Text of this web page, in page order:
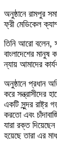
অনুষ্ঠানে রামপুর
ফ্রী মেডিকেল
তিনি আরো বলেন,
বাংলাদেশের
ন্যায় আমাদের
অনুষ্ঠানে প্রধান
করে সন্ত্রাসীদের
একটি সুন্দর রাষ্ট্র
করতো এবং
যারা রক্ত
হয়েছে তারা এর